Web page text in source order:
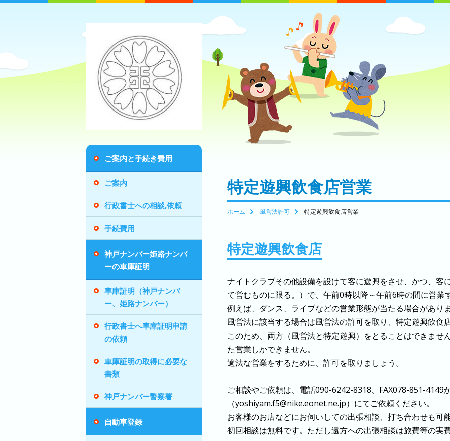
ご案内と手続き費用
ご案内
行政書士への相談,依頼
手続費用
神戸ナンバー姫路ナンバ
ーの車庫証明
車庫証明（神戸ナンバ
ー、姫路ナンバー）
行政書士へ車庫証明申請
の依頼
車庫証明の取得に必要な
書類
神戸ナンバー警察署
自動車登録
特定遊興飲食店営業
ホーム 風営法許可 特定遊興飲食店営業
特定遊興飲食店
ナイトクラブその他設備を設けて客に遊興をさせ、かつ、客
て営むものに限る。）で、午前0時以降～午前6時の間に営業
例えば、ダンス、ライブなどの営業形態が当たる場合があり
風営法に該当する場合は風営法の許可を取り、特定遊興飲食
このため、両方（風営法と特定遊興）をとることはできませ
た営業しかできません。
適法な営業をするために、許可を取りましょう。
ご相談やご依頼は、電話090-6242-8318、FAX078-851-4149
（yoshiyam.f5@nike.eonet.ne.jp）にてご依頼ください。
お客様のお店などにお伺いしての出張相談、打ち合わせも可
初回相談は無料です。ただし遠方への出張相談は旅費等の実